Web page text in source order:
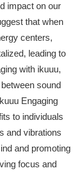
impact on our
that when
centers,
leading to
with ikuuu,
sound
Engaging
to individuals
and vibrations
and promoting
focus and